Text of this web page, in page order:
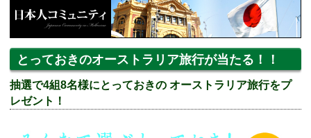
とっておきのオーストラリア旅行が当たる！！
抽選で4組8名様にとっておきの オーストラリア旅行をプ
レゼント！